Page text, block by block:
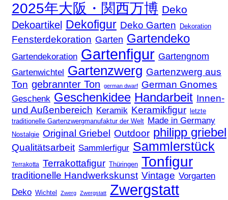
2025年大阪・関西万博 Deko
Dekoartikel Dekofigur Deko Garten Dekoration
Fensterdekoration Garten Gartendeko
Gartendekoration Gartenfigur Gartengnom
Gartenwichtel Gartenzwerg Gartenzwerg aus
Ton gebrannter Ton german dwarf German Gnomes
Geschenk Geschenkidee Handarbeit Innen-
und Außenbereich Keramik Keramikfigur
letzte
traditionelle Gartenzwergmanufaktur der Welt Made in Germany
Nostalgie Original Griebel Outdoor philipp griebel
Qualitätsarbeit Sammlerfigur Sammlerstück
Terrakotta Terrakottafigur Thüringen Tonfigur
traditionelle Handwerkskunst Vintage Vorgarten
Deko Wichtel Zwerg Zwergstatt
Zwergstatt